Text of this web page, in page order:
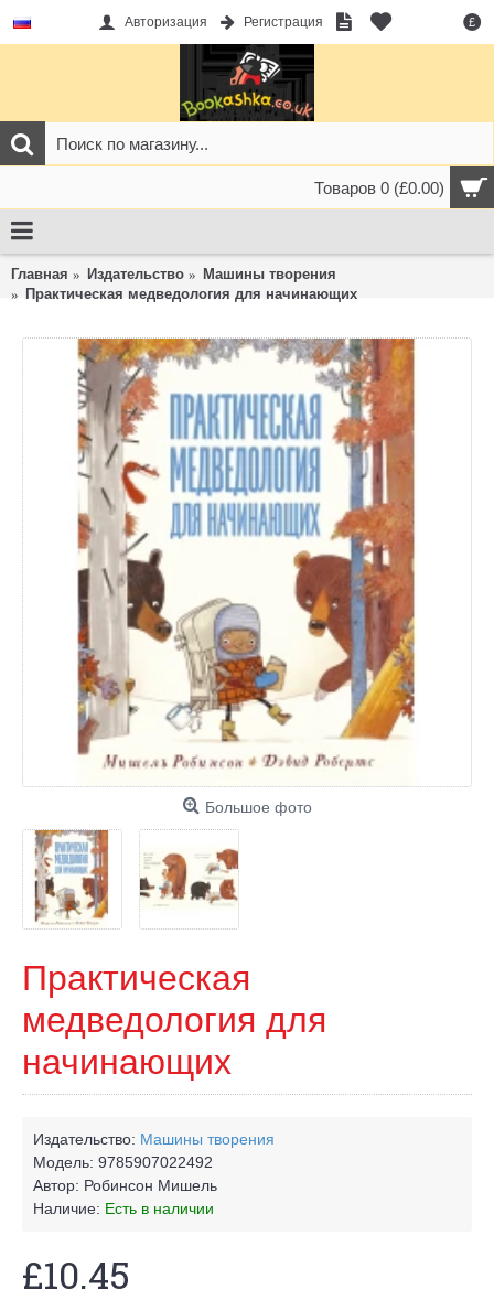
£
Авторизация Регистрация
Товаров 0 (£0.00)
Главная Издательство
Машины творения
Практическая медведология для начинающих
Большое фото
Практическая
медведология для
начинающих
Издательство: Машины творения
Модель: 9785907022492
Автор: Робинсон Мишель
Наличие: Есть в наличии
£10.45